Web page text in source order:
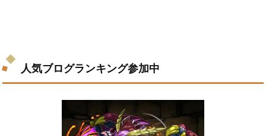
人気ブログランキング参加中